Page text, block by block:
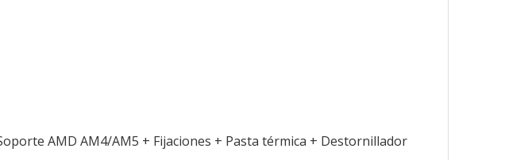
AMD AM4/AM5 + Fijaciones + Pasta térmica + Destornillador